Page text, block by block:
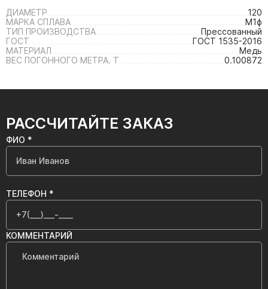
ДИАМЕТР
120
МАРКА СПЛАВА
М1ф
ТИП ПРОИЗВОДСТВА
Прессованный
ГОСТ
ГОСТ 1535-2016
МАТЕРИАЛ
Медь
ВЕС ПОГОННОГО МЕТРА. Т
0.100872
РАССЧИТАЙТЕ ЗАКАЗ
ФИО *
ТЕЛЕФОН *
КОММЕНТАРИЙ